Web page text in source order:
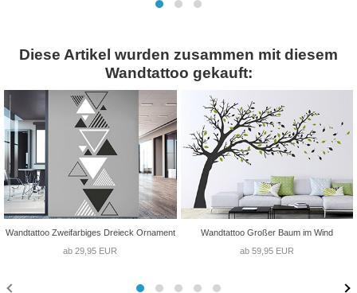
Diese Artikel wurden zusammen mit diesem
Wandtattoo gekauft:
Wandtattoo Zweifarbiges Dreieck Ornament
ab 29,95 EUR
Wandtattoo Großer Baum im Wind
ab 59,95 EUR